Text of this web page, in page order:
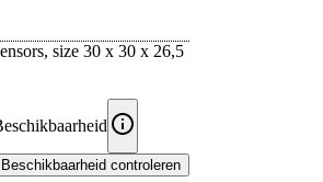
size 30 x 30 x 26,5
Beschikbaarheid controleren